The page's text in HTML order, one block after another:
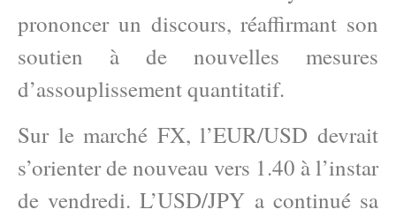
prononcer un discours, réaffirmant son
soutien à de nouvelles mesures
d’assouplissement quantitatif.
Sur le marché FX, l’EUR/USD devrait
s’orienter de nouveau vers 1.40 à l’instar
de vendredi. L’USD/JPY a continué sa